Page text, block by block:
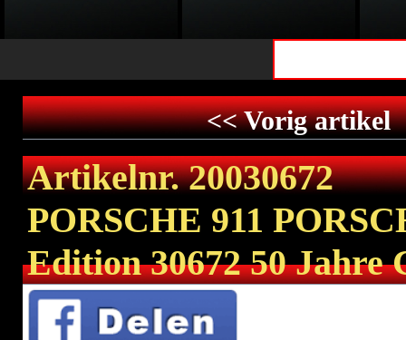
<< Vorig artikel
Artikelnr. 20030672
PORSCHE 911
Edition 30672 50 Jahre